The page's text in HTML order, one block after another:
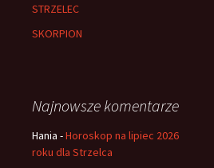
STRZELEC
SKORPION
Najnowsze komentarze
Hania -Horoskop na lipiec 2026
roku dla Strzelca